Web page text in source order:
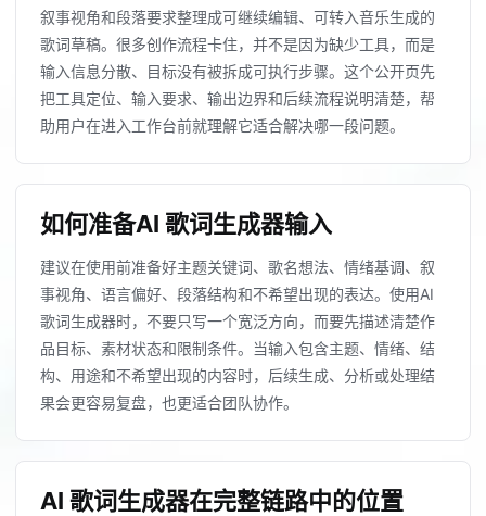
叙事视角和段落要求整理成可继续编辑、可转入音乐生成的
歌词草稿。很多创作流程卡住，并不是因为缺少工具，而是
输入信息分散、目标没有被拆成可执行步骤。这个公开页先
把工具定位、输入要求、输出边界和后续流程说明清楚，帮
助用户在进入工作台前就理解它适合解决哪一段问题。
如何准备AI 歌词生成器输入
建议在使用前准备好主题关键词、歌名想法、情绪基调、叙
事视角、语言偏好、段落结构和不希望出现的表达。使用AI
歌词生成器时，不要只写一个宽泛方向，而要先描述清楚作
品目标、素材状态和限制条件。当输入包含主题、情绪、结
构、用途和不希望出现的内容时，后续生成、分析或处理结
果会更容易复盘，也更适合团队协作。
AI 歌词生成器在完整链路中的位置